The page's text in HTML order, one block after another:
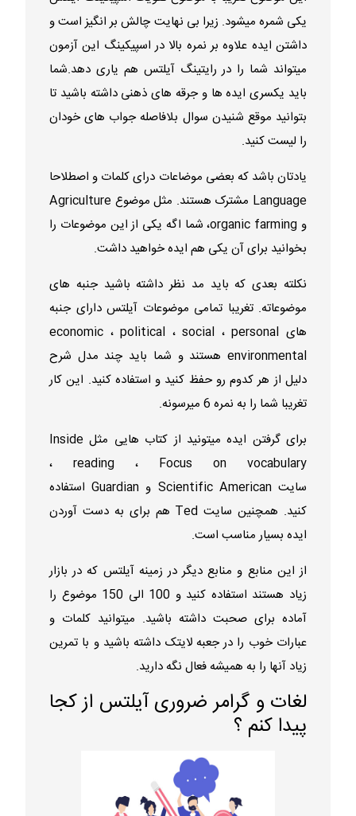
یکی شمره میشود. زیرا بی نهایت چالش بر انگیز است و
داشتن ایده علاوه بر نمره بالا در اسپیکینگ این آزمون
میتواند شما را در رایتینگ آیلتس هم یاری دهد.شما
باید یکسری ایده ها و جرقه های ذهنی داشته باشید تا
بتوانید موقع شنیدن سوال بلافاصله جواب های خودان
را لیست کنید.
یادتان باشد که بعضی موضاعات درای کلمات و اصطلاحا
Language مشترک هستند. مثل موضوع Agriculture
و organic farming، شما اگه یکی از این موضوعات را
بخوانید برای آن یکی هم ایده خواهید داشت.
نکلته بعدی که باید مد نظر داشته باشید جنبه های
موضوعاته. تغریبا تمامی موضوعات آیلتس دارای جنبه
های economic ، political ، social ، personal
environmental هستند و شما باید چند مدل شرح
دلیل از هر کدوم رو حفظ کنید و استفاده کنید. این کار
تغریبا شما را به نمره 6 میرسونه.
برای گرفتن ایده میتونید از کتاب هایی مثل Inside
reading ، Focus on vocabulary ،
سایت Scientific American و Guardian استفاده
کنید. همچنین سایت Ted هم برای به دست آوردن
ایده بسیار مناسب است.
از این منابع و منابع دیگر در زمینه آیلتس که در بازار
زیاد هستند استفاده کنید و 100 الی 150 موضوع را
آماده برای صحبت داشته باشید. میتوانید کلمات و
عبارات خوب را در جعبه لایتک داشته باشید و با تمرین
زیاد آنها را به همیشه فعال نگه دارید.
لغات و گرامر ضروری آیلتس از کجا
پیدا کنم ؟